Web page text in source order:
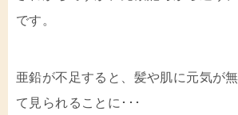
です。
亜鉛が不足すると、髪や肌に元気が
て見られることに･･･